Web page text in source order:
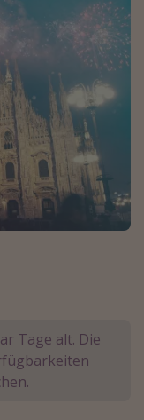
Tage alt. Die